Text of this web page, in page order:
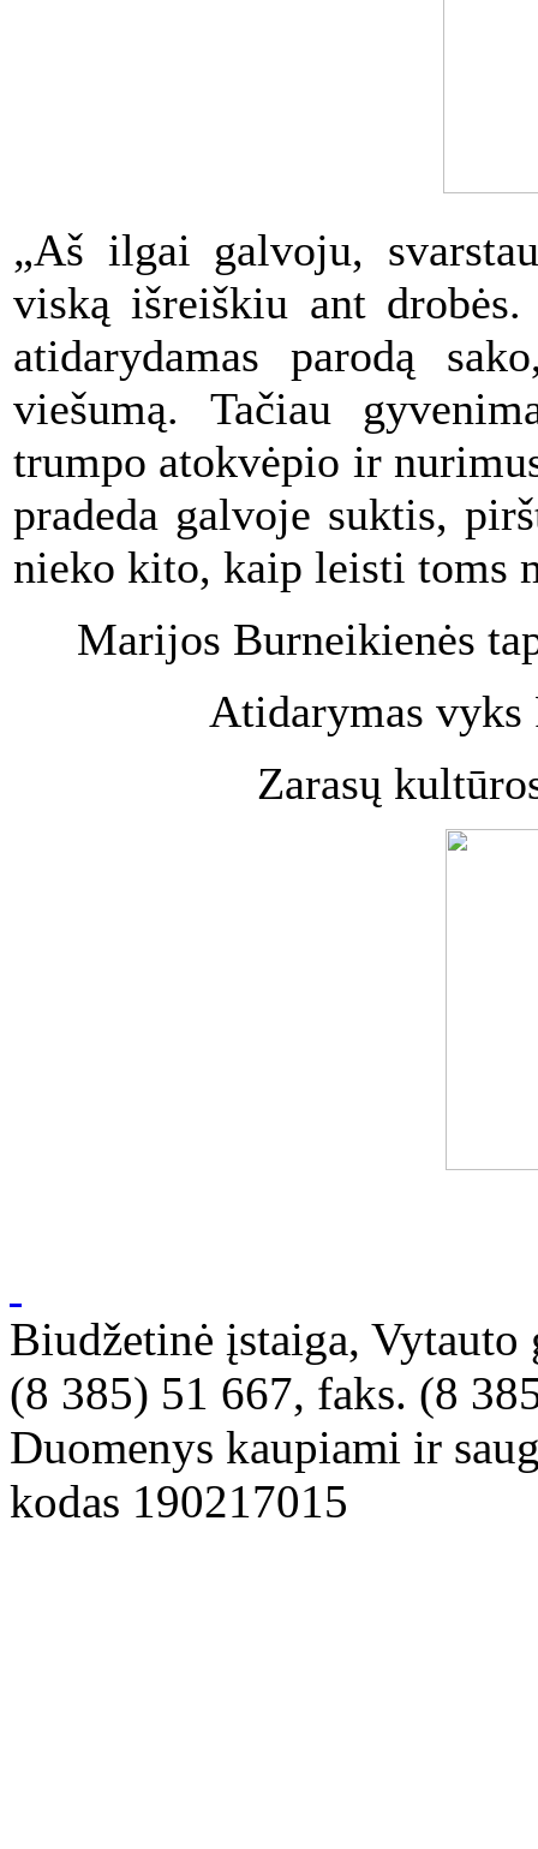
„Aš ilgai galvoju,
viską išreiškiu ant
atidarydamas parodą
viešumą. Tačiau
trumpo atokvėpio ir
pradeda galvoje suktis,
nieko kito, kaip leisti toms
Marijos Burneikienės
Atidarymas vyks
Zarasų
Biudžetinė įstaiga, Vytauto
(8 385) 51 667, faks. (8
Duomenys kaupiami ir
kodas 190217015